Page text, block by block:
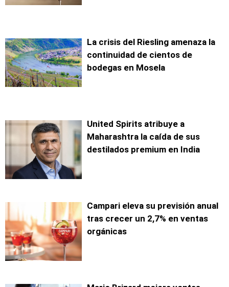
La crisis del Riesling amenaza la
continuidad de cientos de
bodegas en Mosela
United Spirits atribuye a
Maharashtra la caída de sus
destilados premium en India
Campari eleva su previsión anual
tras crecer un 2,7% en ventas
orgánicas